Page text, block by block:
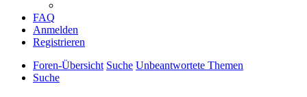
FAQ
Anmelden
Registrieren
Foren-Übersicht Suche Unbeantwortete Themen
Suche